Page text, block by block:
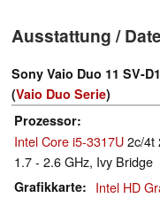
Ausstattung /
Sony Vaio Duo 11 SV-
(Vaio Duo Serie)
Prozessor
Intel Core i5-3317U2c/4t
1.7 - 2.6 GHz, Ivy Bridge
Grafikkarte Intel HD